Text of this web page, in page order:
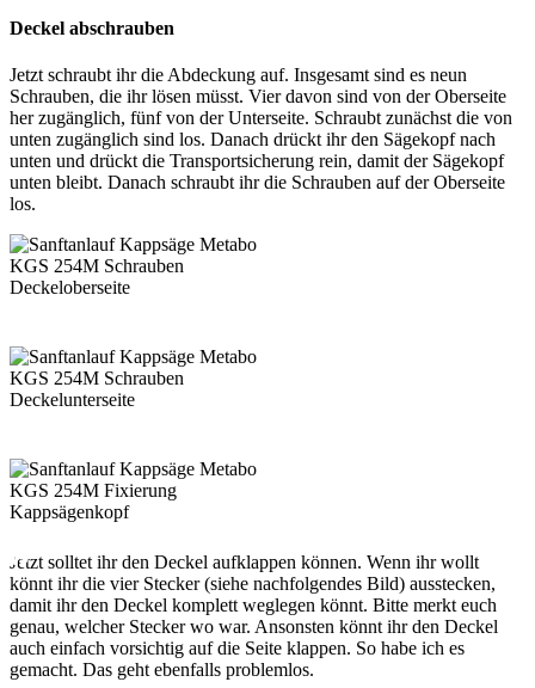
Deckel abschrauben
Jetzt schraubt ihr die Abdeckung auf. Insgesamt sind es neun
Schrauben, die ihr lösen müsst. Vier davon sind von der Oberseite
her zugänglich, fünf von der Unterseite. Schraubt zunächst die von
unten zugänglich sind los. Danach drückt ihr den Sägekopf nach
unten und drückt die Transportsicherung rein, damit der Sägekopf
unten bleibt. Danach schraubt ihr die Schrauben auf der Oberseite
los.
Jetzt solltet ihr den Deckel aufklappen können. Wenn ihr wollt
könnt ihr die vier Stecker (siehe nachfolgendes Bild) ausstecken,
damit ihr den Deckel komplett weglegen könnt. Bitte merkt euch
genau, welcher Stecker wo war. Ansonsten könnt ihr den Deckel
auch einfach vorsichtig auf die Seite klappen. So habe ich es
gemacht. Das geht ebenfalls problemlos.